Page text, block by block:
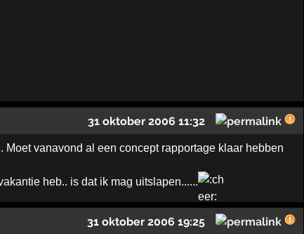
31 oktober 2006 11:32
vanavond al een concept rapportage klaar hebben
heb.. is dat ik mag uitslapen......
31 oktober 2006 19:25